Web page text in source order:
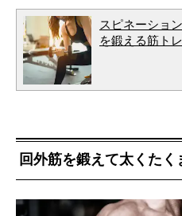
スピネーショ
を鍛える筋ト
回外筋を鍛えて太くたく